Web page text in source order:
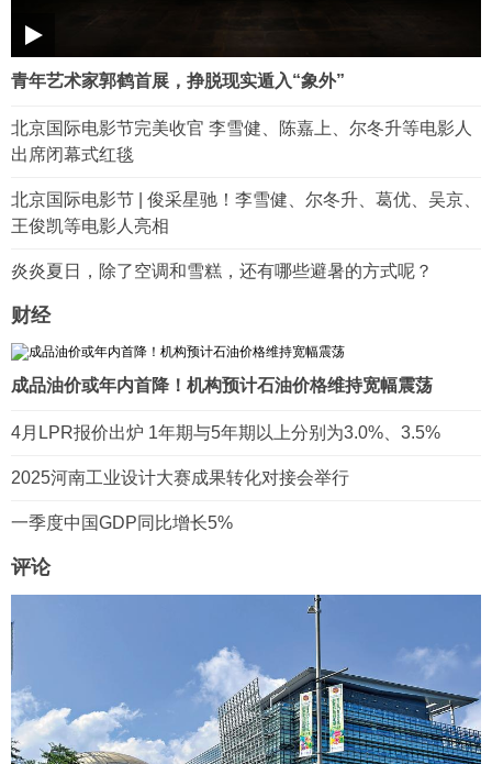
青年艺术家郭鹤首展，挣脱现实遁入“象外”
北京国际电影节完美收官 李雪健、陈嘉上、尔冬升等电影人
出席闭幕式红毯
北京国际电影节 | 俊采星驰！李雪健、尔冬升、葛优、吴京、
王俊凯等电影人亮相
炎炎夏日，除了空调和雪糕，还有哪些避暑的方式呢？
财经
成品油价或年内首降！机构预计石油价格维持宽幅震荡
4月LPR报价出炉 1年期与5年期以上分别为3.0%、3.5%
2025河南工业设计大赛成果转化对接会举行
一季度中国GDP同比增长5%
评论